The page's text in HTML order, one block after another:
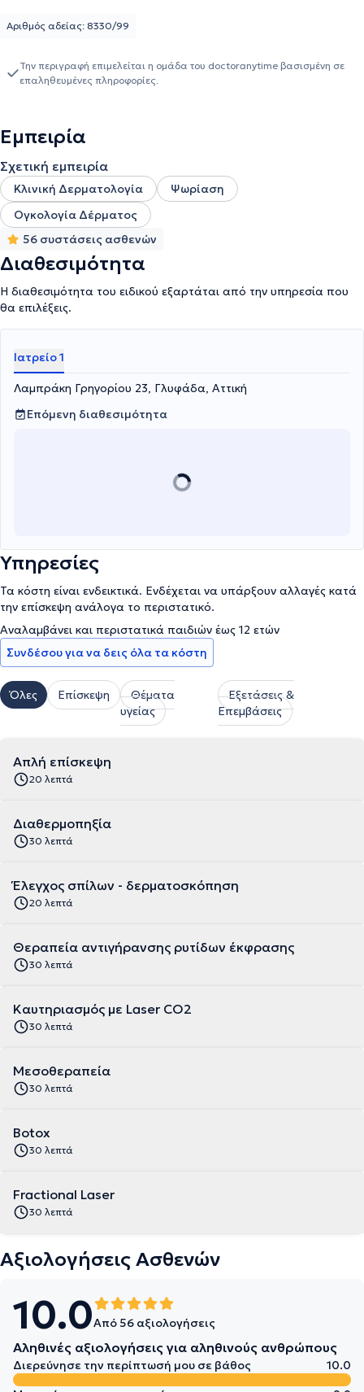
ειδικεύθηκε για ένα χρόνο στην παθολογία, στο Γενικό
Γενικό Στρατιωτικό Νοσοκομείο Αθηνών και ακολούθως στο
Νοσοκομείο Δερματικών και Αφροδισίων Νόσων «Α. Συγγρός» απ’
Ογκολογική Κλινική του Νοσοκομείου Metropolitan. Από τον
Επιστημονική Συνεργάτης της Πανεπιστημιακής Κλινικής του
Νοσοκομείου Δερματικών και Αφροδισίων Νόσων “Α.Συγγρός”,
συμμετέχοντας στο ιατρείο λεμφώματος και το ιατρείο ψωρίασης
της κλινικής., Πανεπιστημιακό Νοσοκομείο Επίσης, από τον
Μάρτιο του 2011 έως τον Μάρτιο του 2013 εργάστηκε ως
Επιστημονική Συνεργάτης της Βιοκλινικής Πειραιά. Τέλος, η ιατρός
είναι μέλος της Ελληνικής Δερματολογικής Εταιρείας και της
Ευρωπαϊκής Εταιρείας Δερματολογίας-Αφροδισιολογίας.
Αριθμός αδείας: 8330/99
Την περιγραφή επιμελείται η ομάδα του doctoranytime βασισμένη σε
επαληθευμένες πληροφορίες.
Εμπειρία
Σχετική εμπειρία
Κλινική Δερματολογία
Ψωρίαση
Ογκολογία Δέρματος
56 συστάσεις ασθενών
Διαθεσιμότητα
Η διαθεσιμότητα του ειδικού εξαρτάται από την υπηρεσία που
θα επιλέξεις.
Ιατρείο 1
Λαμπράκη Γρηγορίου 23, Γλυφάδα, Αττική
Επόμενη διαθεσιμότητα
Υπηρεσίες
Τα κόστη είναι ενδεικτικά. Ενδέχεται να υπάρξουν αλλαγές κατά
την επίσκεψη ανάλογα το περιστατικό.
Αναλαμβάνει και περιστατικά παιδιών έως 12 ετών
Συνδέσου για να δεις όλα τα κόστη
Όλες Επίσκεψη
Θέματα
υγείας
Εξετάσεις &
Επεμβάσεις
Απλή επίσκεψη
20 λεπτά
Διαθερμοπηξία
30 λεπτά
Έλεγχος σπίλων - δερματοσκόπηση
20 λεπτά
Θεραπεία αντιγήρανσης ρυτίδων έκφρασης
30 λεπτά
Καυτηριασμός με Laser CO2
30 λεπτά
Μεσοθεραπεία
30 λεπτά
Botox
30 λεπτά
Fractional Laser
30 λεπτά
Αξιολογήσεις Ασθενών
10.0Από 56 αξιολογήσεις
Αληθινές αξιολογήσεις για αληθινούς ανθρώπους
Διερεύνησε την περίπτωσή μου σε βάθος
10.0